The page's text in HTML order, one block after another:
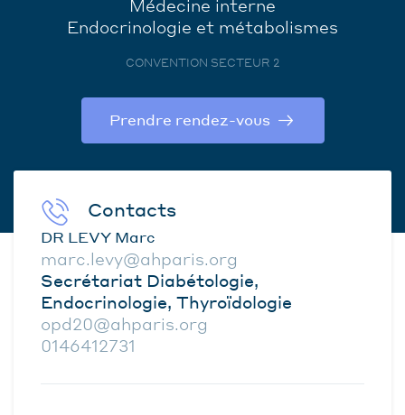
Médecine interne
Endocrinologie et métabolismes
CONVENTION SECTEUR 2
Prendre rendez-vous
Contacts
DR LEVY Marc
marc.levy@ahparis.org
Secrétariat Diabétologie,
Endocrinologie, Thyroïdologie
opd20@ahparis.org
0146412731